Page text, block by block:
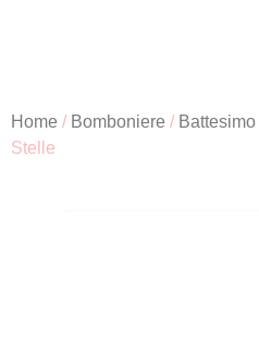
Home / Bomboniere / Battesimo
Stelle